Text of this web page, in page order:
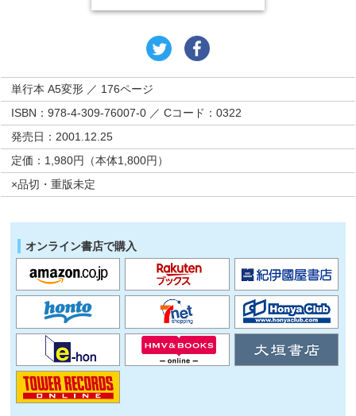
単行本 A5変形 ／ 176ページ
ISBN：978-4-309-76007-0 ／ Cコード：0322
発売日：2001.12.25
定価：1,980円（本体1,800円）
×品切・重版未定
オンライン書店で購入